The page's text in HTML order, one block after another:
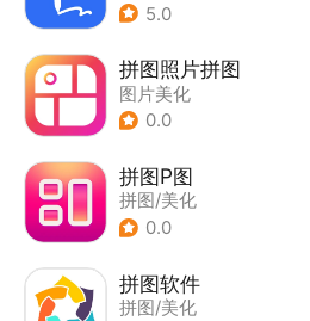
5.0
拼图照片拼图
图片美化
0.0
拼图P图
拼图/美化
0.0
拼图软件
拼图/美化